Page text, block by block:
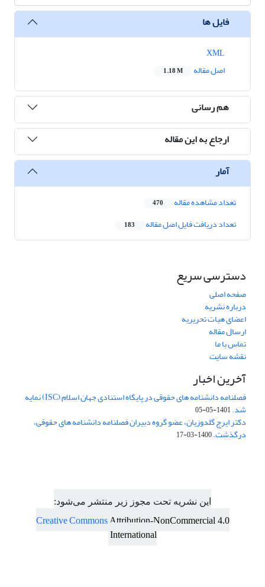
فایل ها
اصل مقاله
1.18 M
هم رسانی
ارجاع به این مقاله
آمار
تعداد مشاهده مقاله 470
تعداد دریافت فایل اصل مقاله 183
دسترسی سریع
صفحه اصلی
درباره نشریه
اعضای هیات تحریریه
ارسال مقاله
تماس با ما
نقشه سایت
آخرین اخبار
فصلنامه دانشنامه های حقوقی در پایگاه استنادی جهان اسلام (ISC) نمایه
شد.1401-05-05
دکتر ایرج گلدوزیان، عضو گروه دبیران فصلنامه دانشنامه های حقوقی،
درگذشت.1400-03-17
این نشریه تحت مجوز زیر منتشر می‌شود:
Creative Commons Attribution-NonCommercial 4.0
International